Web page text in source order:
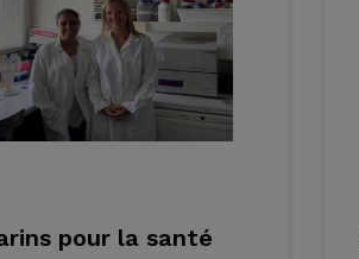
pour la santé